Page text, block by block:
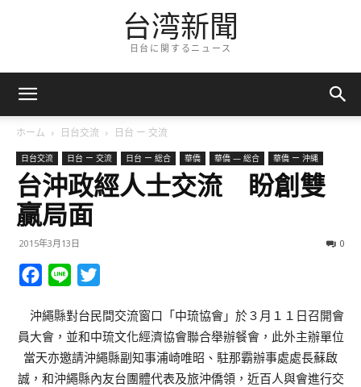
台湾新聞
日台に関するニュース
ホーム 日台交流 日台 ー 交流
日台交流 日台 ー 交流 日台 ー 総合 華僑 華僑 — 総合 華僑 ー 沖縄
台沖政經人士交流 盼創雙
贏局面
2015年3月13日 0
Facebook
Line
沖繩縣對台民間交流窗口「中琉協會」於３月１１日召開會
員大會，並和中琉文化經濟協會聯合舉辦餐會，此外主辦單位
當天亦邀請沖繩縣副知事浦崎唯昭、駐那霸辦事處處長蘇啟
誠，和沖繩縣內友台團體代表及旅沖僑領，近百人與會進行交